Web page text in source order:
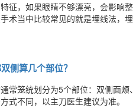
征，如果眼睛不够漂亮，会影响
术当中比较常见的就是埋线法，
侧算几个部位？
常笼统划分为5个部位：双侧面
式不同，以主刀医生建议为准。